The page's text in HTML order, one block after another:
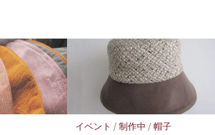
イベント /制作中 /帽子